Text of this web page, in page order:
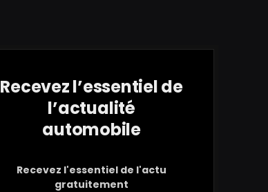
Recevez l’essentiel de
l’actualité
automobile
Recevez l'essentiel de l'actu
gratuitement